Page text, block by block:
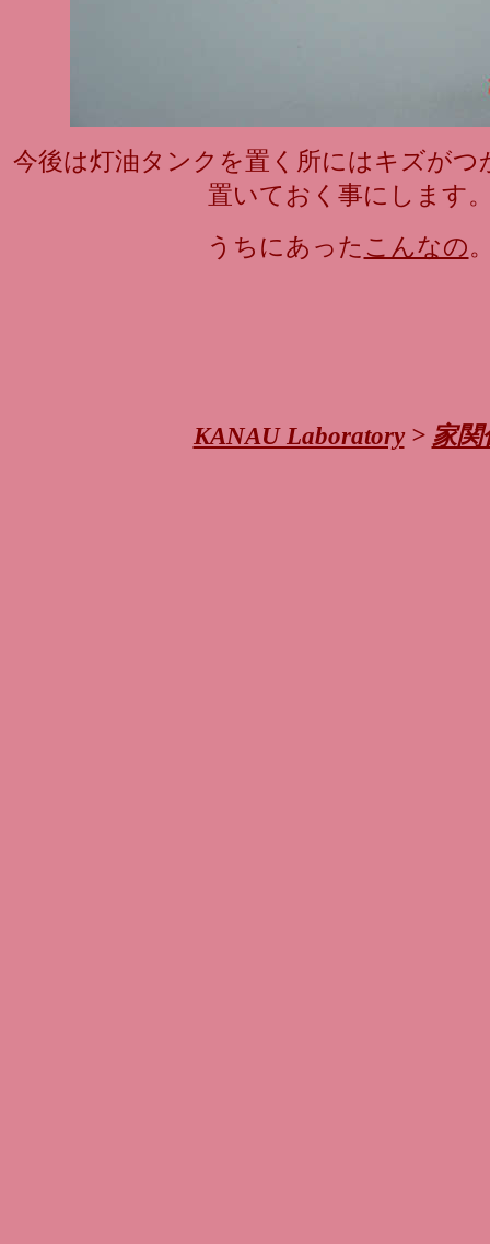
今後は灯油タンクを置く所にはキズがつ
置いておく事にします
うちにあった こんなの
KANAU Laboratory> 家関